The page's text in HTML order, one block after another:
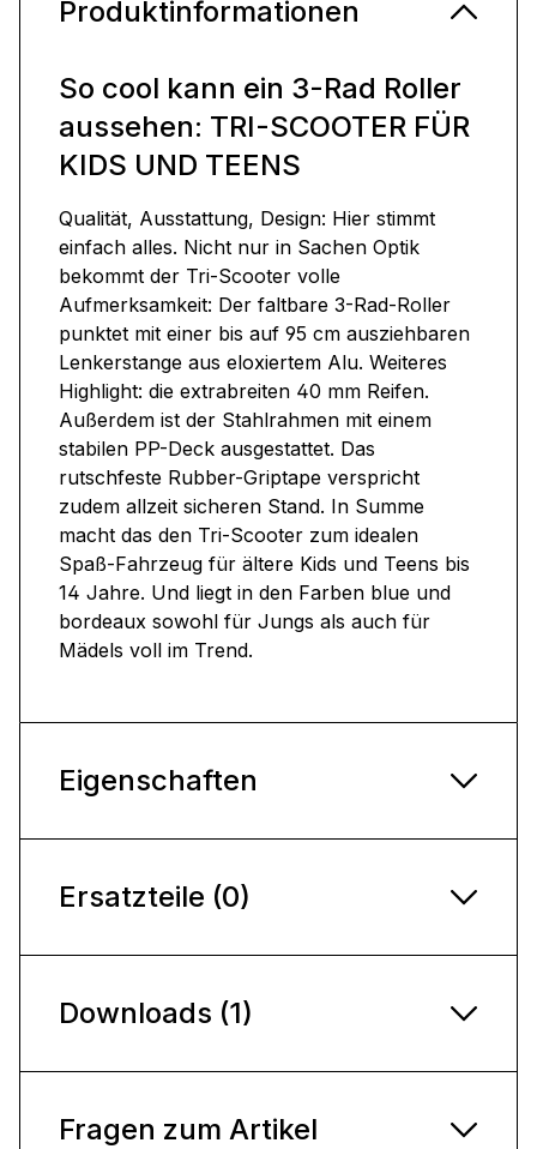
Produktinformationen
So cool kann ein 3-Rad Roller
aussehen: TRI-SCOOTER FÜR
KIDS UND TEENS
Qualität, Ausstattung, Design: Hier stimmt
einfach alles. Nicht nur in Sachen Optik
bekommt der Tri-Scooter volle
Aufmerksamkeit: Der faltbare 3-Rad-Roller
punktet mit einer bis auf 95 cm ausziehbaren
Lenkerstange aus eloxiertem Alu. Weiteres
Highlight: die extrabreiten 40 mm Reifen.
Außerdem ist der Stahlrahmen mit einem
stabilen PP-Deck ausgestattet. Das
rutschfeste Rubber-Griptape verspricht
zudem allzeit sicheren Stand. In Summe
macht das den Tri-Scooter zum idealen
Spaß-Fahrzeug für ältere Kids und Teens bis
14 Jahre. Und liegt in den Farben blue und
bordeaux sowohl für Jungs als auch für
Mädels voll im Trend.
Eigenschaften
Ersatzteile (0)
Downloads (1)
Fragen zum Artikel